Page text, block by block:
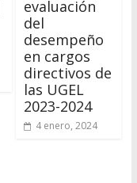
evaluación
del
desempeño
en cargos
directivos de
las UGEL
2023-2024
4 enero, 2024